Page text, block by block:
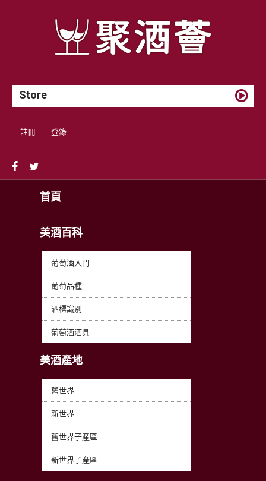
Store
註冊 登錄
首頁
美酒百科
葡萄酒入門
葡萄品種
酒標識別
葡萄酒酒具
美酒產地
舊世界
新世界
舊世界子產區
新世界子產區